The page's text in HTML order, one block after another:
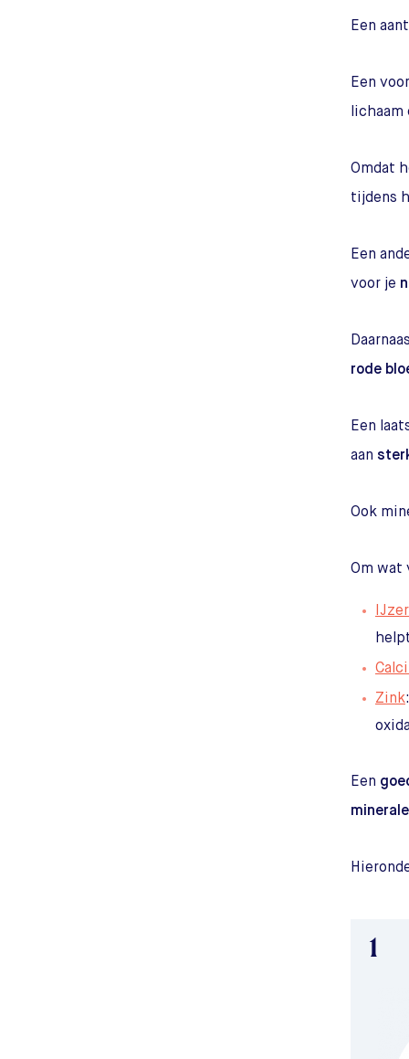
Een
Een
Omdat
tijdens
Een
voor je
rode
Een
aan
Ook
Om wat
IJzer
Zink
Een
1